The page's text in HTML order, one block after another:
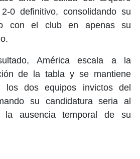
0 definitivo, consolidando su
con el club en apenas su
América escala a la
de la tabla y se mantiene
los dos equipos invictos del
su candidatura seria al
ausencia temporal de su